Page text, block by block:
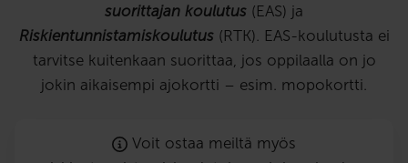
suorittajan koulutus (EAS) ja
Riskientunnistamiskoulutus(RTK). EAS-koulutusta ei
tarvitse kuitenkaan suorittaa, jos oppilaalla on jo
jokin aikaisempi ajokortti – esim. mopokortti.
Voit ostaa meiltä myös